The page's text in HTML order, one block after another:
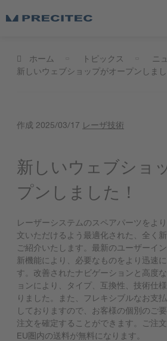
ホーム トピックス
ニ
新しいウェブショップがオープンしまし
作成 2025/03/17 レーザ技術
新しいウェブショ
プンしました！
レーザーシステムのスペアパーツをよ
文いただけるよう最適化された、全く
ご紹介いたします。最新のユーザーイ
新機能により、必要なものをより迅速
す。改善されたナビゲーションと高度
ョンにより、タイプ、互換性、技術仕
りました。また、フレキシブルなお支
しておりますので、お客様の個別のご
注文を確定することができます。ご注
EU圏内の送料が無料になります。